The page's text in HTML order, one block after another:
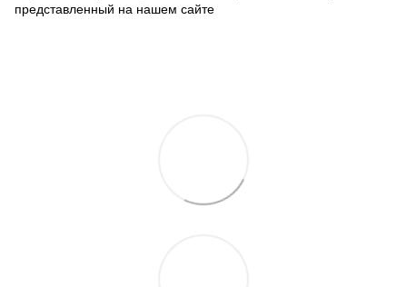
представленный на нашем сайте